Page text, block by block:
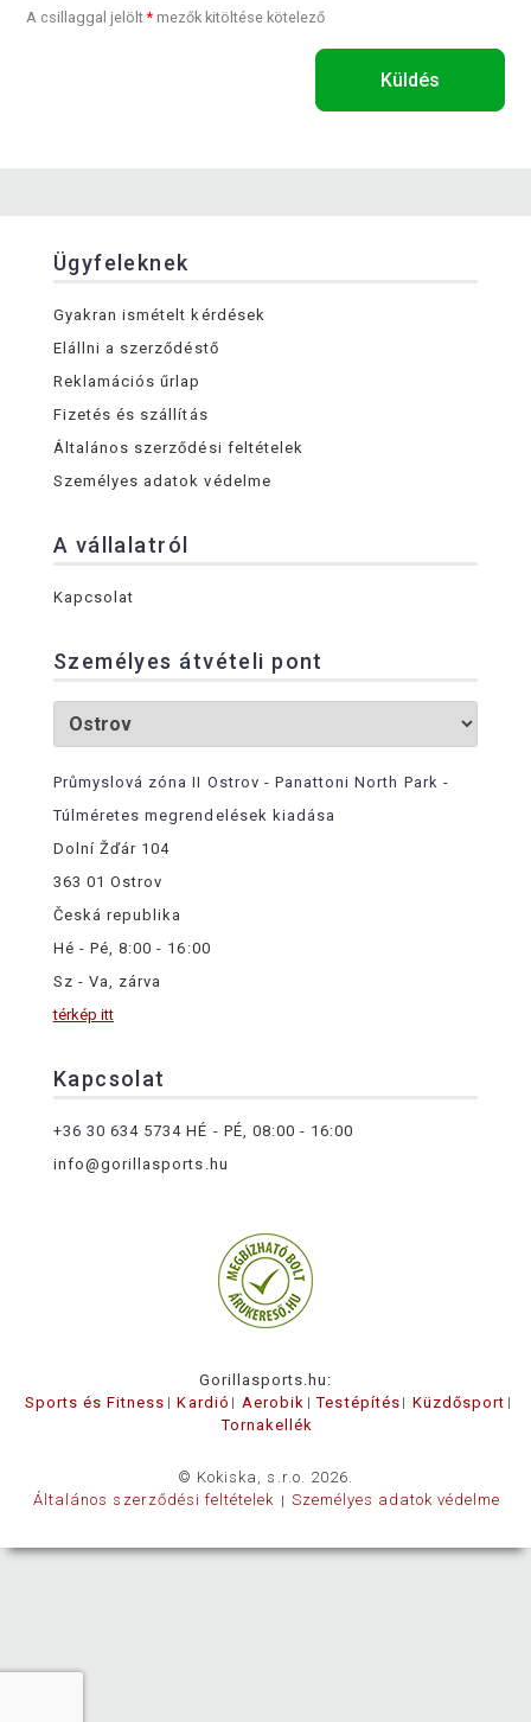
A csillaggal jelölt* mezők kitöltése kötelező
Küldés
Ügyfeleknek
Gyakran ismételt kérdések
Elállni a szerződéstő
Reklamációs űrlap
Fizetés és szállítás
Általános szerződési feltételek
Személyes adatok védelme
A vállalatról
Kapcsolat
Személyes átvételi pont
Průmyslová zóna II Ostrov - Panattoni North Park -
Túlméretes megrendelések kiadása
Dolní Žďár 104
363 01 Ostrov
Česká republika
Hé - Pé, 8:00 - 16:00
Sz - Va, zárva
térkép itt
Kapcsolat
+36 30 634 5734 HÉ - PÉ, 08:00 - 16:00
info@gorillasports.hu
Gorillasports.hu:
Sports és Fitness
Kardió Aerobik Testépítés
Küzdősport
Tornakellék
© Kokiska, s.r.o. 2026.
Általános szerződési feltételek
Személyes adatok védelme